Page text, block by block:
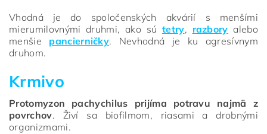
Vhodná je do spoločenských akvárií s menšími
mierumilovnými druhmi, ako sú tetry, razbory alebo
menšie pancierničky. Nevhodná je ku agresívnym
druhom.
Krmivo
Protomyzon pachychilus prijíma potravu najmä z
povrchov. Živí sa biofilmom, riasami a drobnými
organizmami.